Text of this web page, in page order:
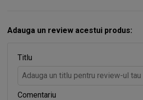
Adauga un review acestui produs:
Titlu
Comentariu